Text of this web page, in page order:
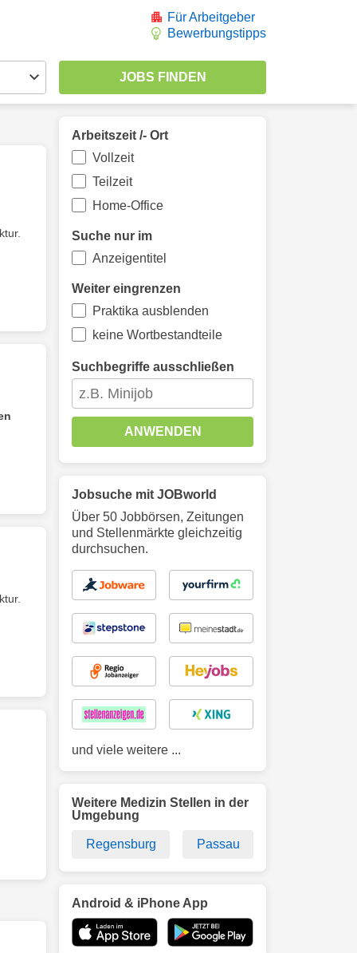
Für Arbeitgeber
Bewerbungstipps
Arbeitszeit /- Ort
Vollzeit
Teilzeit
Home-Office
Suche nur im
Anzeigentitel
Weiter eingrenzen
Praktika ausblenden
keine Wortbestandteile
Suchbegriffe ausschließen
ANWENDEN
Jobsuche mit JOBworld
Über 50 Jobbörsen, Zeitungen
und Stellenmärkte gleichzeitig
durchsuchen.
und viele weitere ...
Weitere Medizin Stellen in der
Umgebung
Regensburg Passau
Android & iPhone App